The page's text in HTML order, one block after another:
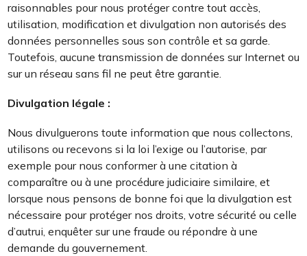
raisonnables pour nous protéger contre tout accès,
utilisation, modification et divulgation non autorisés des
données personnelles sous son contrôle et sa garde.
Toutefois, aucune transmission de données sur Internet ou
sur un réseau sans fil ne peut être garantie.
Divulgation légale :
Nous divulguerons toute information que nous collectons,
utilisons ou recevons si la loi l’exige ou l’autorise, par
exemple pour nous conformer à une citation à
comparaître ou à une procédure judiciaire similaire, et
lorsque nous pensons de bonne foi que la divulgation est
nécessaire pour protéger nos droits, votre sécurité ou celle
d’autrui, enquêter sur une fraude ou répondre à une
demande du gouvernement.